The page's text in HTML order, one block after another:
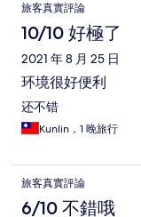
旅客真實評論
10/10 好極了
2021 年 8 月 25 日
环境很好便利
还不错
Kunlin，1 晚旅行
旅客真實評論
6/10 不錯哦